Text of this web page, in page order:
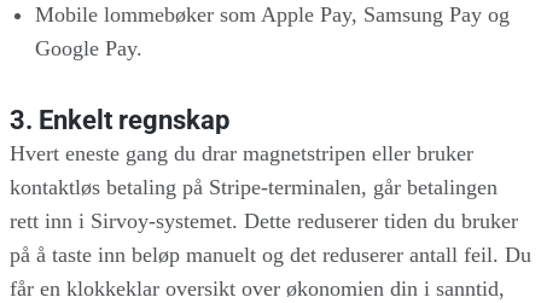
Mobile lommebøker som Apple Pay, Samsung Pay og
Google Pay.
3. Enkelt regnskap
Hvert eneste gang du drar magnetstripen eller bruker
kontaktløs betaling på Stripe-terminalen, går betalingen
rett inn i Sirvoy-systemet. Dette reduserer tiden du bruker
på å taste inn beløp manuelt og det reduserer antall feil. Du
får en klokkeklar oversikt over økonomien din i sanntid,